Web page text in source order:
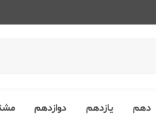
دهم یازدهم دوازدهم